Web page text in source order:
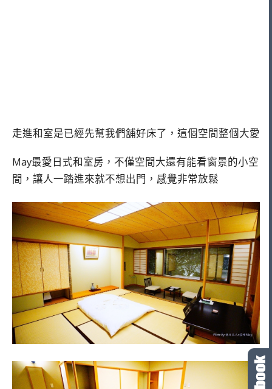
走進和室是已經先幫我們舖好床了，這個空間整個大愛
May最愛日式和室房，不僅空間大還有能看窗景的小空
間，讓人一踏進來就不想出門，感覺非常放鬆